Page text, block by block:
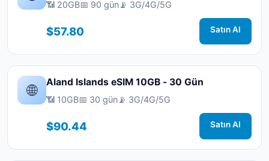
📶 20GB📅 90 gün📡 3G/4G/5G
$57.80 Satın Al
🌐 Aland Islands eSIM 10GB - 30 Gün
📶 10GB📅 30 gün📡 3G/4G/5G
$90.44 Satın Al